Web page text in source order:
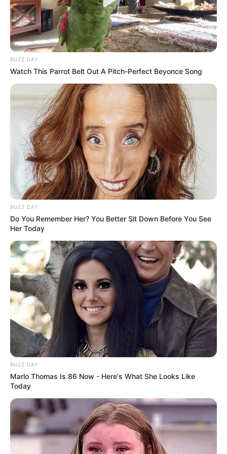
BUZZ DAY
Watch This Parrot Belt Out A Pitch-Perfect Beyonce Song
BUZZ DAY
Do You Remember Her? You Better Sit Down Before You See
Her Today
BUZZ DAY
Marlo Thomas Is 86 Now - Here's What She Looks Like
Today